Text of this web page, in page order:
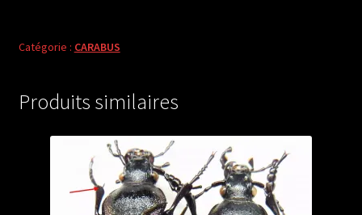
gotschi
A2)
Catégorie : CARABUS
Produits similaires